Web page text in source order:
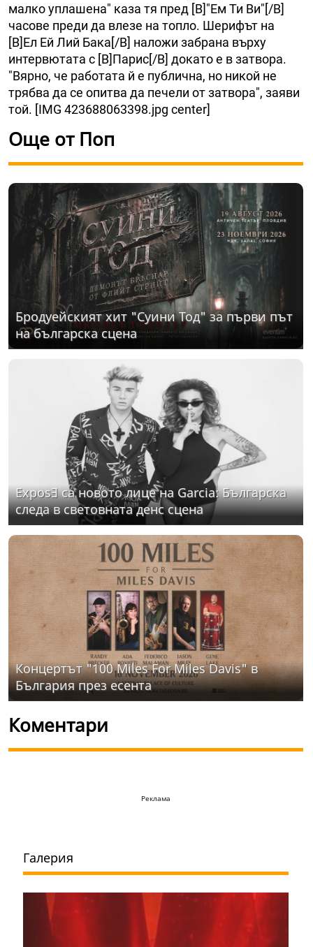
малко уплашена" каза тя пред [B]"Ем Ти Ви"[/B]
часове преди да влезе на топло. Шерифът на
[B]Ел Ей Лий Бака[/B] наложи забрана върху
интервютата с [B]Парис[/B] докато е в затвора.
"Вярно, че работата й е публична, но никой не
трябва да се опитва да печели от затвора", заяви
той. [IMG 423688063398.jpg center]
Още от Поп
Бродуейският хит "Суини Тод" за първи път
на българска сцена
ExposƎ са новото лице на Garcia: Българска
следа в световната денс сцена
Концертът "100 Miles For Miles Davis" в
България през есента
Коментари
Реклама
Галерия